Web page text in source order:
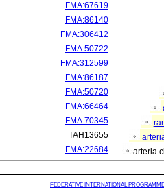
FMA:67619
FMA:86140
FMA:306412
FMA:50722
FMA:312599
FMA:86187
FMA:50720
FMA:66464
FMA:70345
TAH13655
FMA:22684
arteria
FEDERATIVE INTERNATIONAL